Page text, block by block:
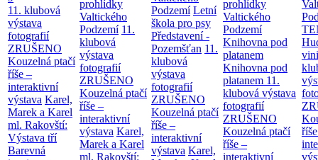
11. klubová
výstava
fotografií
ZRUŠENO
Kouzelná ptačí
říše –
interaktivní
výstava Karel,
Marek a Karel
ml. Rakovští:
Výstava tří
Barevná
prohlídky
Valtického
Podzemí 11.
klubová
výstava
fotografií
ZRUŠENO
Kouzelná ptačí
říše –
interaktivní
výstava Karel,
Marek a Karel
ml. Rakovští:
Podzemí Letní
škola pro psy
Představení -
Pozemšťan 11.
klubová
výstava
fotografií
ZRUŠENO
Kouzelná ptačí
říše –
interaktivní
výstava Karel,
prohlídky
Valtického
Podzemí
Knihovna pod
platanem
Knihovna pod
platanem 11.
klubová výstava
fotografií
ZRUŠENO
Kouzelná ptačí
říše –
interaktivní